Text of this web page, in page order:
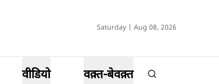
Saturday | Aug 08, 2026
वीडियो वक़्त-बेवक़्त